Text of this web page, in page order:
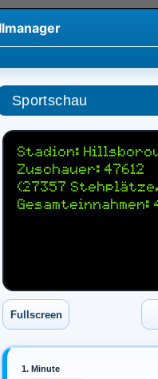
Sportschau
Stadion:
Zuschauer: 47612
(27357
Gesamteinnahmen:
1. Minute